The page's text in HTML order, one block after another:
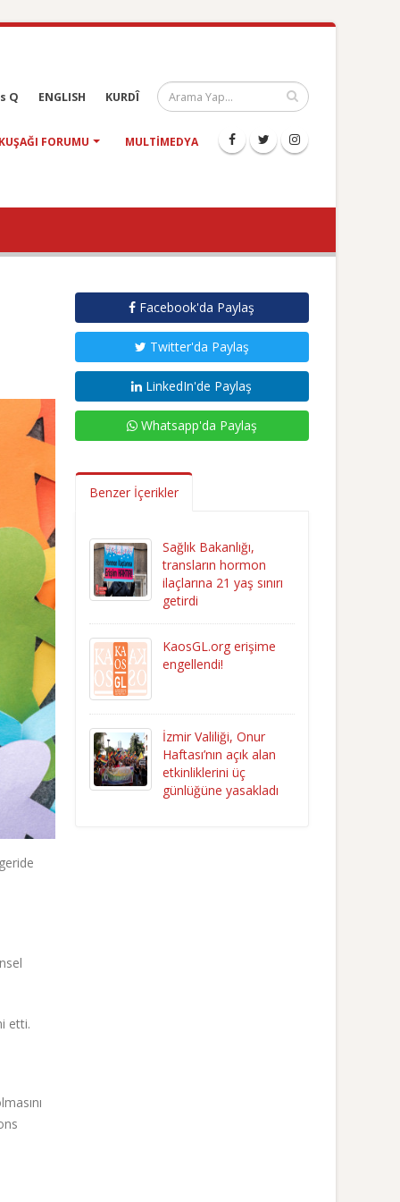
Q ENGLISH KURDÎ
FORUMU MULTIMEDYA
etti.
Facebook'da Paylaş
Twitter'da Paylaş
LinkedIn'de Paylaş
Whatsapp'da Paylaş
Benzer İçerikler
Sağlık Bakanlığı,
transların hormon
ilaçlarına 21 yaş sınırı
getirdi
KaosGL.org erişime
engellendi!
İzmir Valiliği, Onur
Haftası’nın açık alan
etkinliklerini üç
günlüğüne yasakladı